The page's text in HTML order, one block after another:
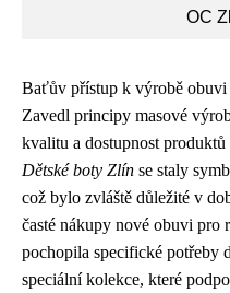
OC
Baťův přístup k výrobě
Zavedl principy masové
kvalitu a dostupnost
Dětské boty Zlín se staly
což bylo zvláště důležité v
časté nákupy nové obuvi pro
pochopila specifické potřeby
speciální kolekce, které